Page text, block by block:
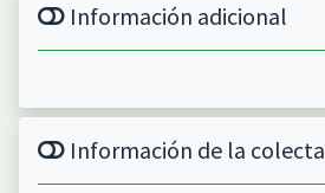
Información adicional
Información de la colecta